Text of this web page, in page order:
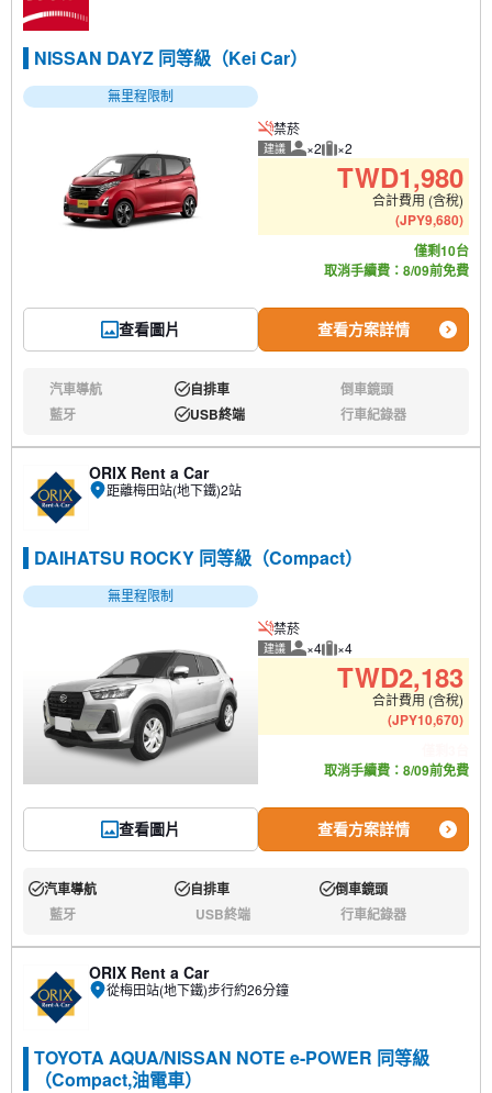
NISSAN DAYZ 同等級（Kei Car）
無里程限制
查看圖片
禁菸
建議 建議人數
×2 建議行李數量
×2
TWD1,980
合計費用 (含稅)
(JPY9,680)
僅剩10台
取消手續費：8/09前免費
查看方案詳情
汽車導航 有:自排車 倒車鏡頭
藍牙 有:USB終端 行車紀錄器
ORIX Rent a Car
距離梅田站(地下鐵)2站
DAIHATSU ROCKY 同等級（Compact）
無里程限制
查看圖片
禁菸
建議 建議人數
×4 建議行李數量
×4
TWD2,183
合計費用 (含稅)
(JPY10,670)
取消手續費：8/09前免費
查看方案詳情
有:汽車導航 有:自排車 有:倒車鏡頭
藍牙 USB終端 行車紀錄器
ORIX Rent a Car
從梅田站(地下鐵)步行約26分鐘
TOYOTA AQUA/NISSAN NOTE e-POWER 同等級
（Compact,油電車）